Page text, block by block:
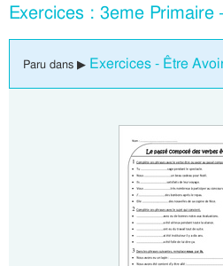
Exercices : 3eme Primaire
Paru dans ▶ Exercices - Être